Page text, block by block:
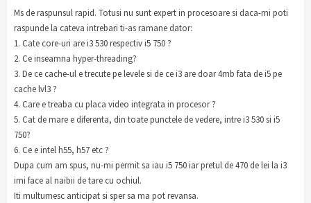
Ms de raspunsul rapid. Totusi nu sunt expert in procesoare si daca-mi poti
raspunde la cateva intrebari ti-as ramane dator:
1. Cate core-uri are i3 530 respectiv i5 750 ?
2. Ce inseamna hyper-threading?
3. De ce cache-ul e trecute pe levele si de ce i3 are doar 4mb fata de i5 pe
cache lvl3 ?
4. Care e treaba cu placa video integrata in procesor ?
5. Cat de mare e diferenta, din toate punctele de vedere, intre i3 530 si i5
750?
6. Ce e intel h55, h57 etc ?
Dupa cum am spus, nu-mi permit sa iau i5 750 iar pretul de 470 de lei la i3
imi face al naibii de tare cu ochiul.
Iti multumesc anticipat si sper sa ma pot revansa.